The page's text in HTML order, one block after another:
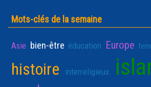
Mots-clés de la semaine
Asie bien-être éducation Europe
histoire interreligieux